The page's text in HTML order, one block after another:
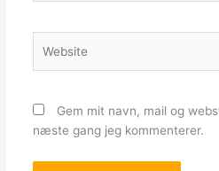
Gem mit navn, mail og
næste gang jeg kommenterer.